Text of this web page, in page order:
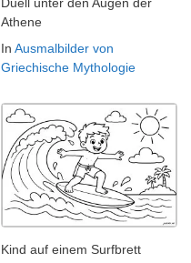
Athene
In Ausmalbilder von
Griechische Mythologie
Kind auf einem Surfbrett